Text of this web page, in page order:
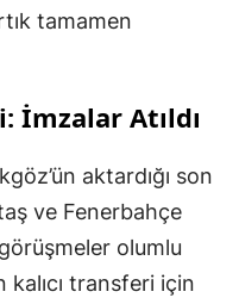
tamamen
İmzalar Atıldı
aktardığı son
ve Fenerbahçe
olumlu
kalıcı transferi için